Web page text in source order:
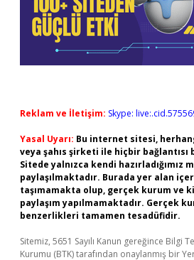
Reklam ve İletişim: Skype:
Yasal Uyarı: Bu internet sitesi,
veya şahıs şirketi ile hiçbir bağlantısı
Sitede yalnızca kendi hazırladığımız
paylaşılmaktadır. Burada yer alan
taşımamakta olup, gerçek kurum ve
paylaşım yapılmamaktadır. Gerçek
benzerlikleri tamamen tesadüfidir.
Sitemiz, 5651 Sayılı Kanun gereğince Bilgi
Kurumu (BTK) tarafından onaylanmış bir